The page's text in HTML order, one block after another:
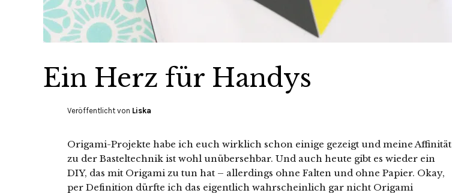
Ein Herz für Handys
Veröffentlicht von Liska
Origami-Projekte habe ich euch wirklich schon einige gezeigt und meine Affinität
zu der Basteltechnik ist wohl unübersehbar. Und auch heute gibt es wieder ein
DIY, das mit Origami zu tun hat – allerdings ohne Falten und ohne Papier. Okay,
per Definition dürfte ich das eigentlich wahrscheinlich gar nicht Origami